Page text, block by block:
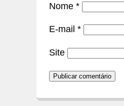
Nome *
E-mail *
Site